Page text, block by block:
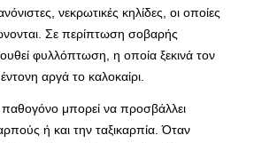
νεκρωτικές κηλίδες, οι οποίες
Σε περίπτωση σοβαρής
φυλλόπτωση, η οποία ξεκινά τον
έντονη αργά το καλοκαίρι.
μπορεί να προσβάλλει
ή και την ταξικαρπία. Όταν